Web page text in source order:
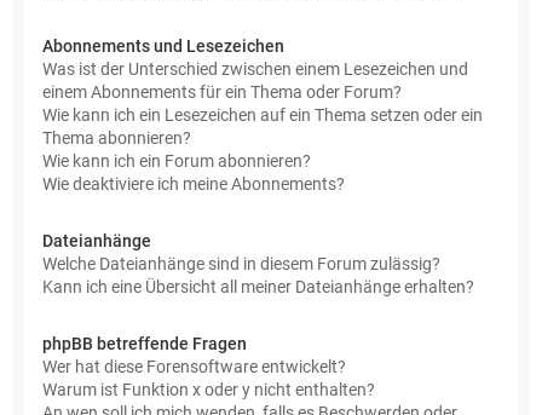
Abonnements und Lesezeichen
Was ist der Unterschied zwischen einem Lesezeichen und
einem Abonnements für ein Thema oder Forum?
Wie kann ich ein Lesezeichen auf ein Thema setzen oder ein
Thema abonnieren?
Wie kann ich ein Forum abonnieren?
Wie deaktiviere ich meine Abonnements?
Dateianhänge
Welche Dateianhänge sind in diesem Forum zulässig?
Kann ich eine Übersicht all meiner Dateianhänge erhalten?
phpBB betreffende Fragen
Wer hat diese Forensoftware entwickelt?
Warum ist Funktion x oder y nicht enthalten?